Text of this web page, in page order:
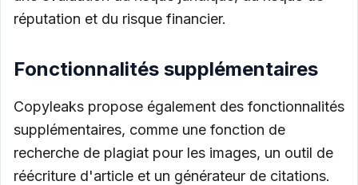
réputation et du risque financier.
Fonctionnalités supplémentaires
Copyleaks propose également des fonctionnalités
supplémentaires, comme une fonction de
recherche de plagiat pour les images, un outil de
réécriture d'article et un générateur de citations.